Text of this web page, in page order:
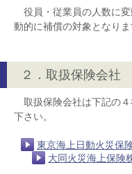
役員・従業員の人数に
動的に補償の対象となりま
２．取扱保険会社
取扱保険会社は下記の
下さい。
東京海上日動火災保
大同火災海上保険